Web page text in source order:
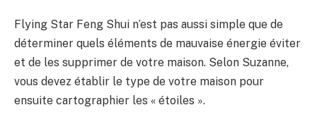
Flying Star Feng Shui n’est pas aussi simple que de
déterminer quels éléments de mauvaise énergie éviter
et de les supprimer de votre maison. Selon Suzanne,
vous devez établir le type de votre maison pour
ensuite cartographier les « étoiles ».